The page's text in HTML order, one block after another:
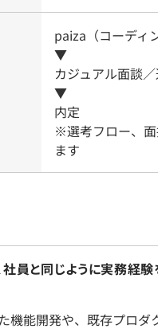
paiza（コーディ
▼
カジュアル面談
▼
内定
※選考フロー、
ます
員と同じように実務経
機能開発や、既存プロダ